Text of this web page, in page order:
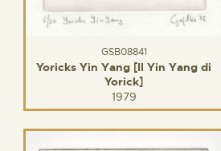
GSB08841
Yoricks Yin Yang [Il Yin Yang di
Yorick]
1979